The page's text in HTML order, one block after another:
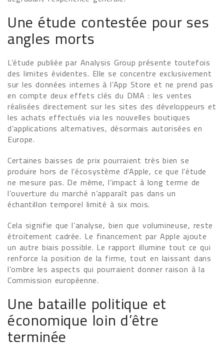
Une étude contestée pour ses
angles morts
L’étude publiée par Analysis Group présente toutefois
des limites évidentes. Elle se concentre exclusivement
sur les données internes à l’App Store et ne prend pas
en compte deux effets clés du DMA : les ventes
réalisées directement sur les sites des développeurs et
les achats effectués via les nouvelles boutiques
d’applications alternatives, désormais autorisées en
Europe.
Certaines baisses de prix pourraient très bien se
produire hors de l’écosystème d’Apple, ce que l’étude
ne mesure pas. De même, l’impact à long terme de
l’ouverture du marché n’apparaît pas dans un
échantillon temporel limité à six mois.
Cela signifie que l’analyse, bien que volumineuse, reste
étroitement cadrée. Le financement par Apple ajoute
un autre biais possible. Le rapport illumine tout ce qui
renforce la position de la firme, tout en laissant dans
l’ombre les aspects qui pourraient donner raison à la
Commission européenne.
Une bataille politique et
économique loin d’être
terminée